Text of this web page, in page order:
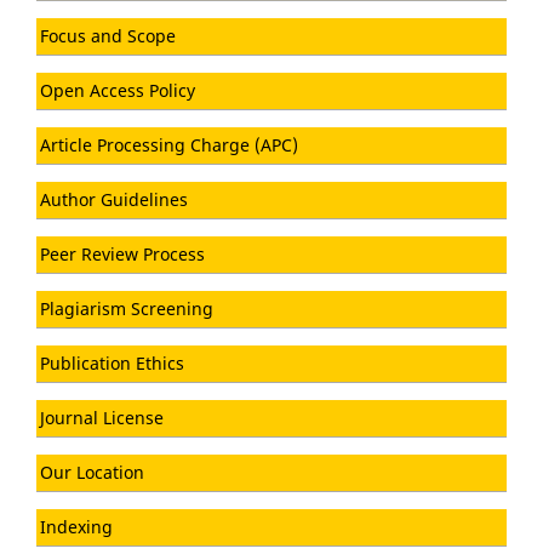
Focus and Scope
Open Access Policy
Article Processing Charge (APC)
Author Guidelines
Peer Review Process
Plagiarism Screening
Publication Ethics
Journal License
Our Location
Indexing